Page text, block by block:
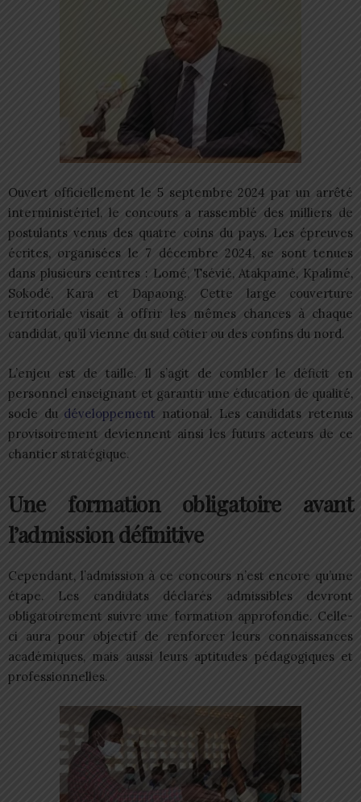
Ouvert officiellement le 5 septembre 2024 par un arrêté
interministériel, le concours a rassemblé des milliers de
postulants venus des quatre coins du pays. Les épreuves
écrites, organisées le 7 décembre 2024, se sont tenues
dans plusieurs centres : Lomé, Tsévié, Atakpamé, Kpalimé,
Sokodé, Kara et Dapaong. Cette large couverture
territoriale visait à offrir les mêmes chances à chaque
candidat, qu’il vienne du sud côtier ou des confins du nord.
L’enjeu est de taille. Il s’agit de combler le déficit en
personnel enseignant et garantir une éducation de qualité,
socle du développement national. Les candidats retenus
provisoirement deviennent ainsi les futurs acteurs de ce
chantier stratégique.
Une formation obligatoire avant
l’admission définitive
Cependant, l’admission à ce concours n’est encore qu’une
étape. Les candidats déclarés admissibles devront
obligatoirement suivre une formation approfondie. Celle-
ci aura pour objectif de renforcer leurs connaissances
académiques, mais aussi leurs aptitudes pédagogiques et
professionnelles.